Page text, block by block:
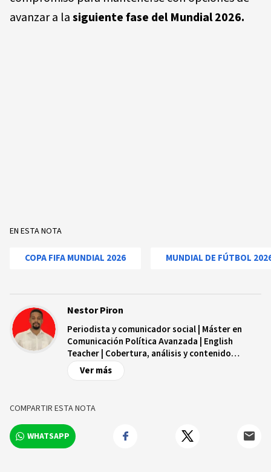
avanzar a lasiguiente fase del Mundial 2026.
EN ESTA NOTA
COPA FIFA MUNDIAL 2026 MUNDIAL DE FÚTBOL
Nestor Piron
Periodista y comunicador social | Máster en
Comunicación Política Avanzada | English
Teacher | Cobertura, análisis y contenido
digital.
Ver más
COMPARTIR ESTA NOTA
WHATSAPP